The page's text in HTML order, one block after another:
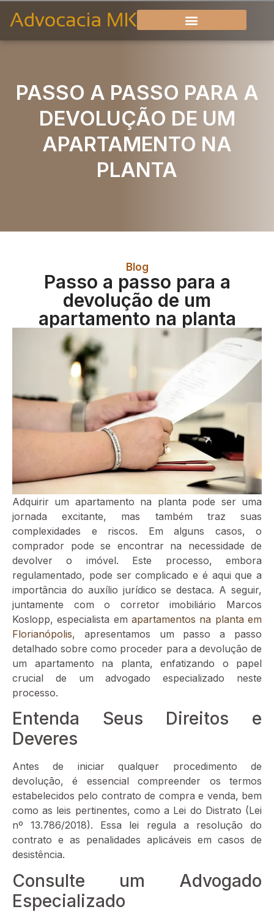
PASSO A PASSO PARA A
DEVOLUÇÃO DE UM
APARTAMENTO NA
PLANTA
Blog
Passo a passo para a
devolução de um
apartamento na planta
Adquirir um apartamento na planta pode ser uma
jornada excitante, mas também traz suas
complexidades e riscos. Em alguns casos, o
comprador pode se encontrar na necessidade de
devolver o imóvel. Este processo, embora
regulamentado, pode ser complicado e é aqui que a
importância do auxílio jurídico se destaca. A seguir,
juntamente com o corretor imobiliário Marcos
Koslopp, especialista em apartamentos na planta em
Florianópolis, apresentamos um passo a passo
detalhado sobre como proceder para a devolução de
um apartamento na planta, enfatizando o papel
crucial de um advogado especializado neste
processo.
Entenda Seus Direitos e
Deveres
Antes de iniciar qualquer procedimento de
devolução, é essencial compreender os termos
estabelecidos pelo contrato de compra e venda, bem
como as leis pertinentes, como a Lei do Distrato (Lei
nº 13.786/2018). Essa lei regula a resolução do
contrato e as penalidades aplicáveis em casos de
desistência.
Consulte um Advogado
Especializado